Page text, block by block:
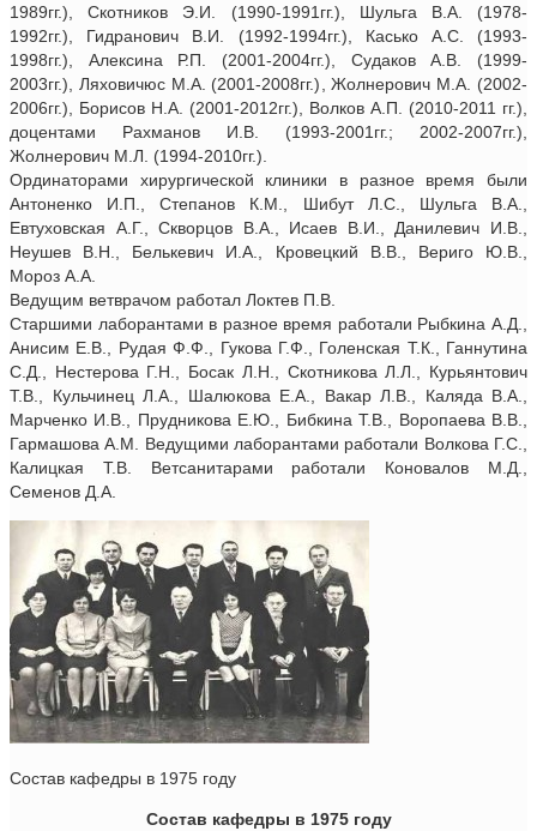
1989гг.), Скотников Э.И. (1990-1991гг.), Шульга В.А. (1978-
1992гг.), Гидранович В.И. (1992-1994гг.), Касько А.С. (1993-
1998гг.), Алексина Р.П. (2001-2004гг.), Судаков А.В. (1999-
2003гг.), Ляховичюс М.А. (2001-2008гг.), Жолнерович М.А. (2002-
2006гг.), Борисов Н.А. (2001-2012гг.), Волков А.П. (2010-2011 гг.),
доцентами Рахманов И.В. (1993-2001гг.; 2002-2007гг.),
Жолнерович М.Л. (1994-2010гг.).
Ординаторами хирургической клиники в разное время были
Антоненко И.П., Степанов К.М., Шибут Л.С., Шульга В.А.,
Евтуховская А.Г., Скворцов В.А., Исаев В.И., Данилевич И.В.,
Неушев В.Н., Белькевич И.А., Кровецкий В.В., Вериго Ю.В.,
Мороз А.А.
Ведущим ветврачом работал Локтев П.В.
Старшими лаборантами в разное время работали Рыбкина А.Д.,
Анисим Е.В., Рудая Ф.Ф., Гукова Г.Ф., Голенская Т.К., Ганнутина
С.Д., Нестерова Г.Н., Босак Л.Н., Скотникова Л.Л., Курьянтович
Т.В., Кульчинец Л.А., Шалюкова Е.А., Вакар Л.В., Каляда В.А.,
Марченко И.В., Прудникова Е.Ю., Бибкина Т.В., Воропаева В.В.,
Гармашова А.М. Ведущими лаборантами работали Волкова Г.С.,
Калицкая Т.В. Ветсанитарами работали Коновалов М.Д.,
Семенов Д.А.
Состав кафедры в 1975 году
Состав кафедры в 1975 году